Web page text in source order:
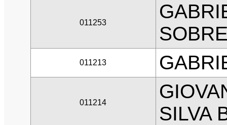
011253
011213
011214
SILVA